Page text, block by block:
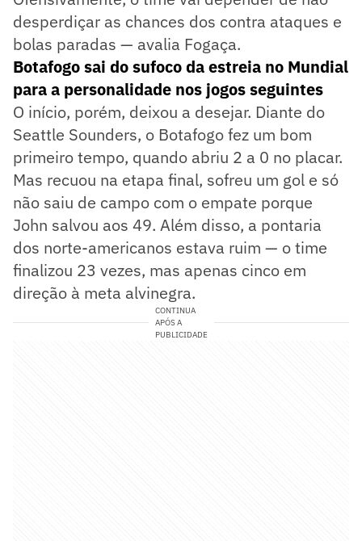
desperdiçar as chances dos contra ataques e
bolas paradas — avalia Fogaça.
Botafogo sai do sufoco da estreia no Mundial
para a personalidade nos jogos seguintes
O início, porém, deixou a desejar. Diante do
Seattle Sounders, o Botafogo fez um bom
primeiro tempo, quando abriu 2 a 0 no placar.
Mas recuou na etapa final, sofreu um gol e só
não saiu de campo com o empate porque
John salvou aos 49. Além disso, a pontaria
dos norte-americanos estava ruim — o time
finalizou 23 vezes, mas apenas cinco em
direção à meta alvinegra.
CONTINUA
APÓS A
PUBLICIDADE